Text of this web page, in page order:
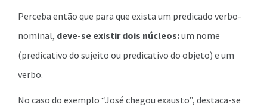
Perceba então que para que exista um predicado verbo-
nominal, deve-se existir dois núcleos:um nome
(predicativo do sujeito ou predicativo do objeto) e um
verbo.
No caso do exemplo “José chegou exausto”, destaca-se